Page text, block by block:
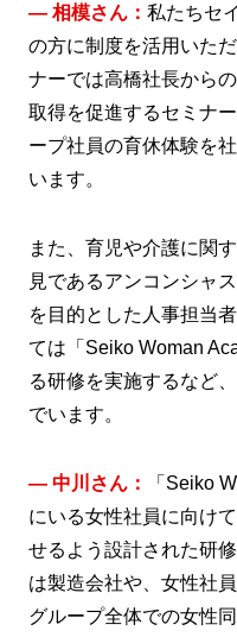
― 相模さん： 私たちセ
の方に制度を活用いた
ナーでは高橋社長から
取得を促進するセミナ
ープ社員の育休体験を
います。
また、育児や介護に関
見であるアンコンシャ
を目的とした人事担当
ては「Seiko Woman
る研修を実施するなど
でいます。
― 中川さん：
「Seiko
にいる女性社員に向け
せるよう設計された研
は製造会社や、女性社
グループ全体での女性